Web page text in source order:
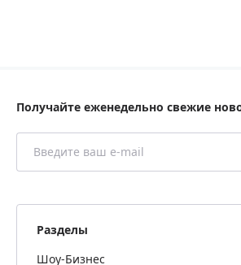
Получайте еженедельно свежие
Разделы
Шоу-Бизнес